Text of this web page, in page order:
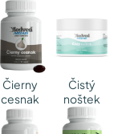
Čierny
cesnak
Čistý
noštek